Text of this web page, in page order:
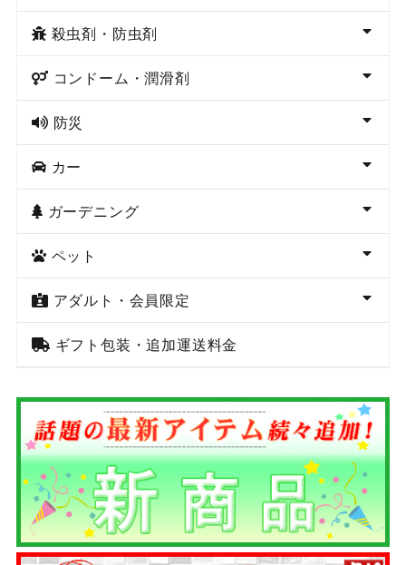
殺虫剤・防虫剤
コンドーム・潤滑剤
防災
カー
ガーデニング
ペット
アダルト・会員限定
ギフト包装・追加運送料金